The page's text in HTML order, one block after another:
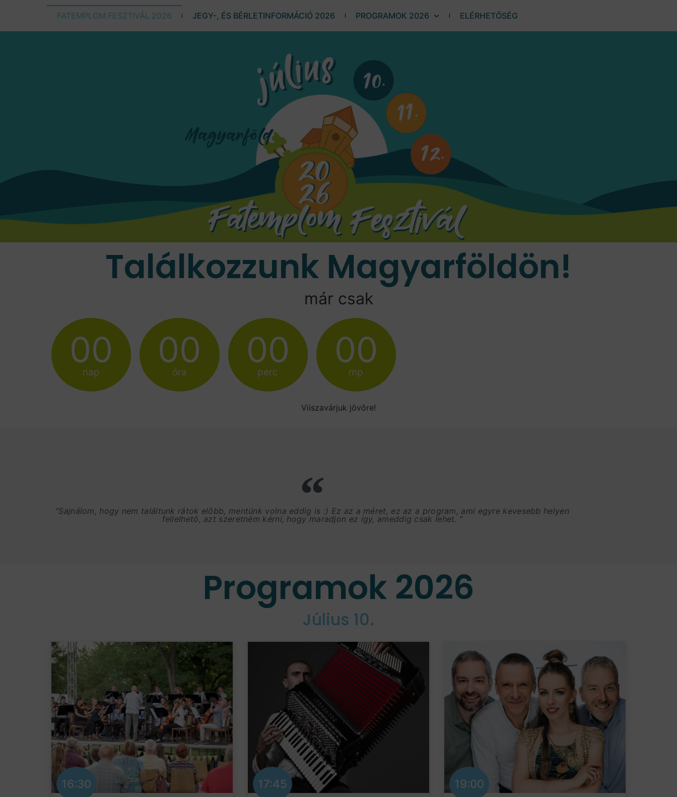
FATEMPLOM FESZTIVÁL 2026 JEGY-, ÉS BÉRLETINFORMÁCIÓ 2026 PROGRAMOK 2026 ELÉRHETŐSÉG
Találkozzunk Magyarföldön!
már csak
00
nap
00
óra
00
perc
00
mp
Viiszavárjuk jövőre!
"Sajnálom, hogy nem találtunk rátok előbb, mentünk volna eddig is :) Ez az a méret, ez az a program, ami egyre kevesebb helyen
fellelhető, azt szeretném kérni, hogy maradjon ez így, ameddig csak lehet. "
Programok 2026
Július 10.
16:30 17:45 19:00